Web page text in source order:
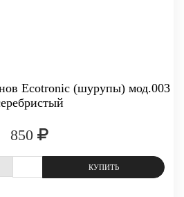
+
Ecotronic (шурупы) мод.003
850